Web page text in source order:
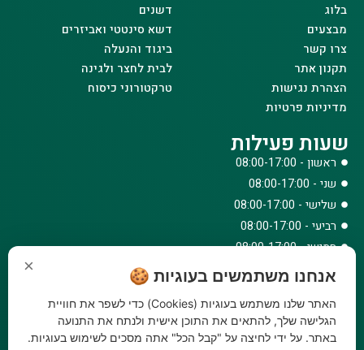
בלוג
מבצעים
צרו קשר
תקנון אתר
הצהרת נגישות
מדיניות פרטיות
דשנים
דשא סינטטי ואביזרים
ביגוד והנעלה
לבית לחצר ולגינה
טרקטורוני כיסוח
שעות פעילות
ראשון - 08:00-17:00
שני - 08:00-17:00
שלישי - 08:00-17:00
רביעי - 08:00-17:00
חמישי - 08:00-17:00
שישי - 08:00-12:30
צרו קשר
073-779-6243
וואטסאפ
× אנחנו משתמשים בעוגיות 🍪
האתר שלנו משתמש בעוגיות (Cookies) כדי לשפר את חוויית
הגלישה שלך, להתאים את התוכן אישית ולנתח את התנועה
באתר. על ידי לחיצה על "קבל הכל" אתה מסכים לשימוש בעוגיות.